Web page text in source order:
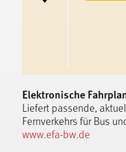
Elektronische
Liefert passende,
Fernverkehrs für Bus
www.efa-bw.de